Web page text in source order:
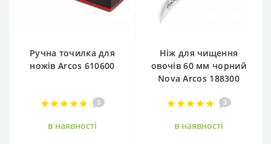
Ручна точилка для
ножів Arcos 610600
3
в наявностi
Ніж для чищення
овочів 60 мм чорний
Nova Arcos 188300
3
в наявностi